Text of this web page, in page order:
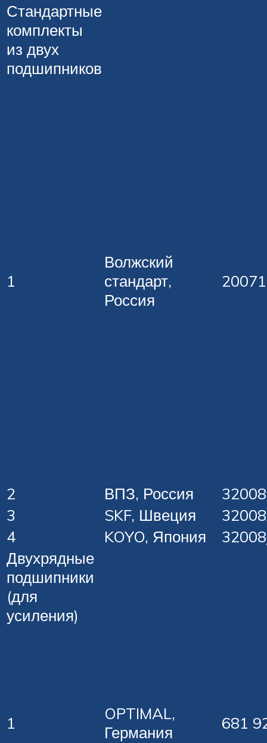
Стандартные
комплекты
из двух
подшипников
1
Волжский
стандарт,
Россия
2 ВПЗ, Россия
32008
3
SKF, Швеция
4
KOYO, Япония
Двухрядные
подшипники
(для
усиления)
1
OPTIMAL,
Германия
681